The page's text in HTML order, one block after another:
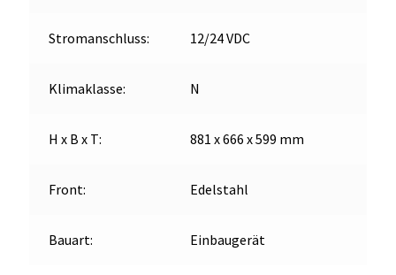
Stromanschluss: 12/24 VDC
Klimaklasse: N
H x B x T: 881 x 666 x 599 mm
Front: Edelstahl
Bauart: Einbaugerät